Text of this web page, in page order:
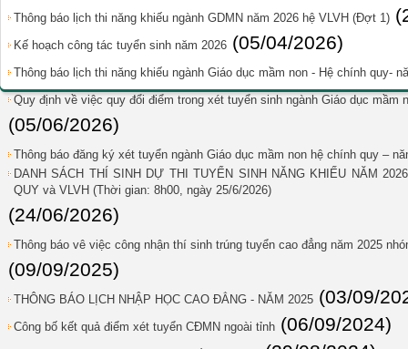
Thông báo lịch thi năng khiếu ngành GDMN năm 2026 hệ VLVH (Đợt 1)
Kế hoạch công tác tuyển sinh năm 2026 (05/04/2026)
Thông báo lịch thi năng khiếu ngành Giáo dục mầm non - Hệ chính quy-
Quy định về việc quy đổi điểm trong xét tuyển sinh ngành Giáo dục mầm
(05/06/2026)
Thông báo đăng ký xét tuyển ngành Giáo dục mầm non hệ chính quy –
DANH SÁCH THÍ SINH DỰ THI TUYỂN SINH NĂNG KHIẾU NĂM
QUY và VLVH (Thời gian: 8h00, ngày 25/6/2026)
(24/06/2026)
Thông báo vê việc công nhận thí sinh trúng tuyển cao đẳng năm 2025
(09/09/2025)
THÔNG BÁO LỊCH NHẬP HỌC CAO ĐẲNG - NĂM 2025 (03/09/
Công bố kết quả điểm xét tuyển CĐMN ngoài tỉnh (06/09/2024)